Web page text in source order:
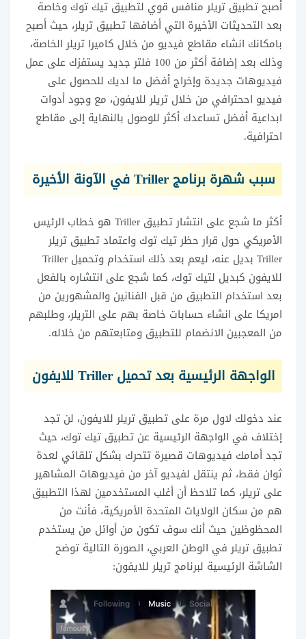
أصبح تطبيق تريلر منافس قوي لتطبيق تيك توك وخاصة
بعد التحديثات الأخيرة التي أضافها تطبيق تريلر، حيث أصبح
بامكانك انشاء مقاطع فيديو من خلال كاميرا تريلر الخاصة،
وذلك بعد إضافة أكثر من 100 فلتر جديد يستفزك على عمل
فيديوهات جديدة وإخراج أفضل ما لديك للحصول على
فيديو اححترافي من خلال تريلر للايفون، مع وجود أدوات
ابداعية أفضل تساعدك أكثر للوصول بالنهاية إلى مقاطع
احترافية.
سبب شهرة برنامج Triller في الآونة الأخيرة
أكثر ما شجع على انتشار تطبيق Triller هو خطاب الرئيس
الأمريكي حول قرار حظر تيك توك واعتماد تطبيق تريلر
Triller بديل عنه، ليعم بعد ذلك استخدام وتحميل Triller
للايفون كبديل لتيك توك، كما شجع على انتشاره بالفعل
بعد استخدام التطبيق من قبل الفنانين والمشهورين من
امريكا على انشاء حسابات خاصة بهم على التريلر، وطلبهم
من المعجبين الانضمام للتطبيق ومتابعتهم من خلاله.
الواجهة الرئيسية بعد تحميل Triller للايفون
عند دخولك لاول مرة على تطبيق تريلر للايفون، لن تجد
إختلاف في الواجهة الرئيسية عن تطبيق تيك توك، حيث
تجد أمامك فيديوهات قصيرة تتحرك بشكل تلقائي لعدة
ثوان فقط، ثم ينتقل لفيديو آخر من فيديوهات المشاهير
على تريلر، كما تلاحظ أن أغلب المستخدمين لهذا التطبيق
هم من سكان الولايات المتحدة الأمريكية، فأنت من
المحظوظين حيث أنك سوف تكون من أوائل من يستخدم
تطبيق تريلر في الوطن العربي، الصورة التالية توضح
الشاشة الرئيسية لبرنامج تريلر للايفون: